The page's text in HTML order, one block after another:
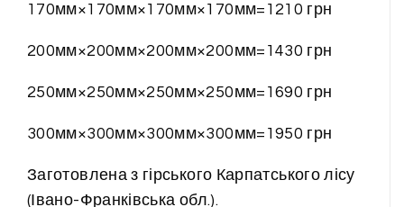
170мм×170мм×170мм×170мм=1210 грн
200мм×200мм×200мм×200мм=1430 грн
250мм×250мм×250мм×250мм=1690 грн
300мм×300мм×300мм×300мм=1950 грн
Заготовлена з гірського Карпатського лісу
(Івано-Франківська обл.).